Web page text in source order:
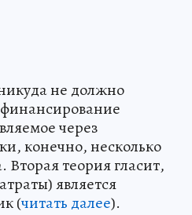
не должно
через
конечно, несколько
Вторая теория гласит,
является
(читать далее).